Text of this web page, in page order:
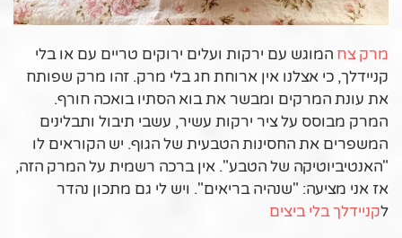
מרק צח המוגש עם ירקות ועלים ירוקים טריים עם או בלי
קניידלך, כי אצלנו אין ארוחת חג בלי מרק. זהו מרק שפותח
את עונת המרקים ומבשר את בוא הסתיו בואכה חורף.
המרק מבוסס על ציר ירקות עשיר, עשבי תיבול ותבלינים
המשפרים את החסינות הטבעית של הגוף. יש הקוראים לו
"האנטיביוטיקה של הטבע". אין ברכה רשמית על המרק הזה,
אז אני מציעה: "שנהיה בריאים". ויש לי גם מתכון נהדר
לקניידלך בלי ביצים